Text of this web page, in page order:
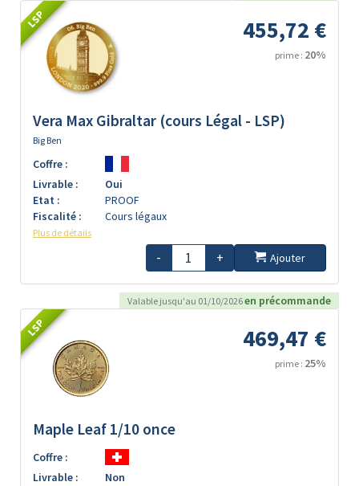
LSP 455,72 €
prime : 20%
Vera Max Gibraltar (cours Légal - LSP)
Big Ben
Coffre :
Livrable :
Oui
Etat :
PROOF
Fiscalité :
Cours légaux
Plus de détails
- + Ajouter
Valable jusqu'au 01/10/2026en précommande
LSP 469,47 €
prime : 25%
Maple Leaf 1/10 once
Coffre :
Livrable :
Non